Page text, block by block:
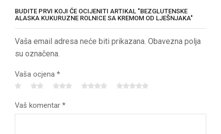
BUDITE PRVI KOJI ĆE OCIJENITI ARTIKAL "BEZGLUTENSKE
ALASKA KUKURUZNE ROLNICE SA KREMOM OD LJEŠNJAKA"
Vaša email adresa neće biti prikazana. Obavezna polja
su označena.
Vaša ocjena *
Vaš komentar *